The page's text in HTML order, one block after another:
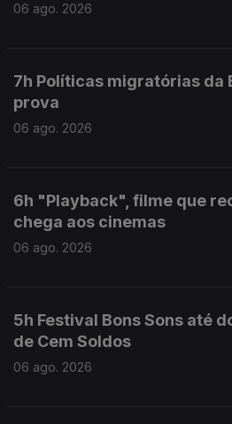
06 ago. 2026
7h Políticas migratórias da
prova
06 ago. 2026
6h "Playback", filme que
chega aos cinemas
06 ago. 2026
5h Festival Bons Sons até
de Cem Soldos
06 ago. 2026